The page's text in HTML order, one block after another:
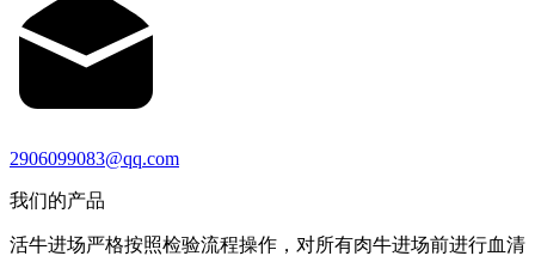
2906099083@qq.com
我们的产品
活牛进场严格按照检验流程操作，对所有肉牛进场前进行血清